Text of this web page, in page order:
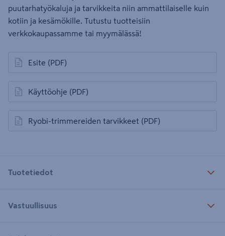
puutarhatyökaluja ja tarvikkeita niin ammattilaiselle kuin
kotiin ja kesämökille. Tutustu tuotteisiin
verkkokaupassamme tai myymälässä!
Esite (PDF)
avautuu uuteen välilehteen
Käyttöohje (PDF)
avautuu uuteen välilehteen
Ryobi-trimmereiden tarvikkeet (PDF)
avautuu uuteen välilehteen
Tuotetiedot
Vastuullisuus